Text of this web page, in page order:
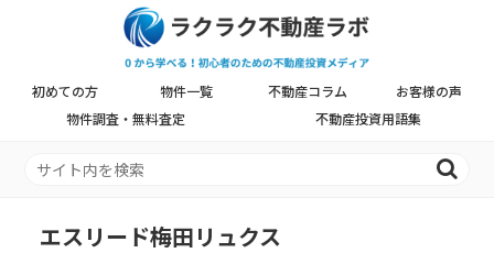
初めての方 物件一覧 不動産コラム
お客様の声
物件調査・無料査定
不動産投資用語集
エスリード梅田リュクス